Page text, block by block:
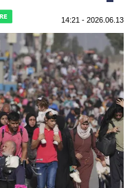
2026.06.13
-
14:21